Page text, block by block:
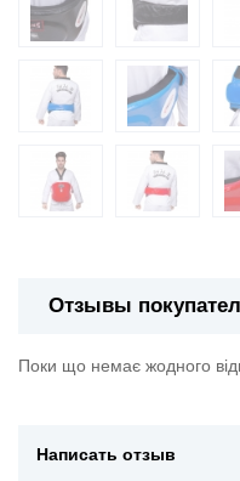
Отзывы
Поки що немає жодного
Написать отзыв